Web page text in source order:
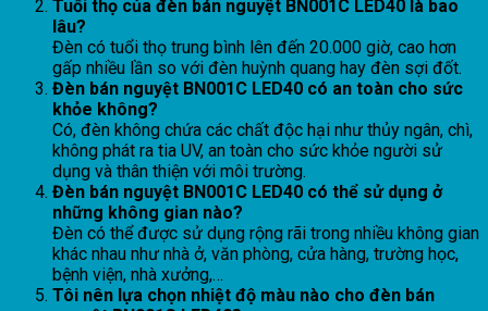
Tuổi thọ của đèn bán nguyệt BN001C LED40 là bao
lâu?
Đèn có tuổi thọ trung bình lên đến 20.000 giờ, cao hơn
gấp nhiều lần so với đèn huỳnh quang hay đèn sợi đốt.
Đèn bán nguyệt BN001C LED40 có an toàn cho sức
khỏe không?
Có, đèn không chứa các chất độc hại như thủy ngân, chì,
không phát ra tia UV, an toàn cho sức khỏe người sử
dụng và thân thiện với môi trường.
Đèn bán nguyệt BN001C LED40 có thể sử dụng ở
những không gian nào?
Đèn có thể được sử dụng rộng rãi trong nhiều không gian
khác nhau như nhà ở, văn phòng, cửa hàng, trường học,
bệnh viện, nhà xưởng,…
Tôi nên lựa chọn nhiệt độ màu nào cho đèn bán